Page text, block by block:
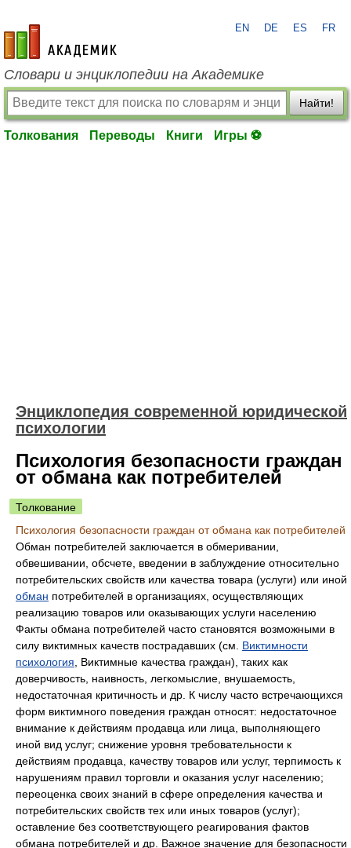
academic.ru
EN DE ES FR
Словари и энциклопедии на Академике
Найти!
Толкования Переводы Книги Игры ⚽
Энциклопедия современной юридической
психологии
Психология безопасности граждан
от обмана как потребителей
Толкование
Психология безопасности граждан от обмана как потребителей
Обман потребителей заключается в обмеривании,
обвешивании, обсчете, введении в заблуждение относительно
потребительских свойств или качества товара (услуги) или иной
обман потребителей в организациях, осуществляющих
реализацию товаров или оказывающих услуги населению
Факты обмана потребителей часто становятся возможными в
силу виктимных качеств пострадавших (см. Виктимности
психология , Виктимные качества граждан), таких как
доверчивость, наивность, легкомыслие, внушаемость,
недостаточная критичность и др. К числу часто встречающихся
форм виктимного поведения граждан относят: недостаточное
внимание к действиям продавца или лица, выполняющего
иной вид услуг; снижение уровня требовательности к
действиям продавца, качеству товаров или услуг, терпимость к
нарушениям правил торговли и оказания услуг населению;
переоценка своих знаний в сфере определения качества и
потребительских свойств тех или иных товаров (услуг);
оставление без соответствующего реагирования фактов
обмана потребителей и др. Важное значение для безопасности